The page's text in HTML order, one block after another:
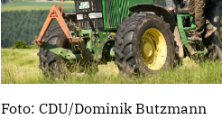
Foto: CDU/Dominik Butzmann